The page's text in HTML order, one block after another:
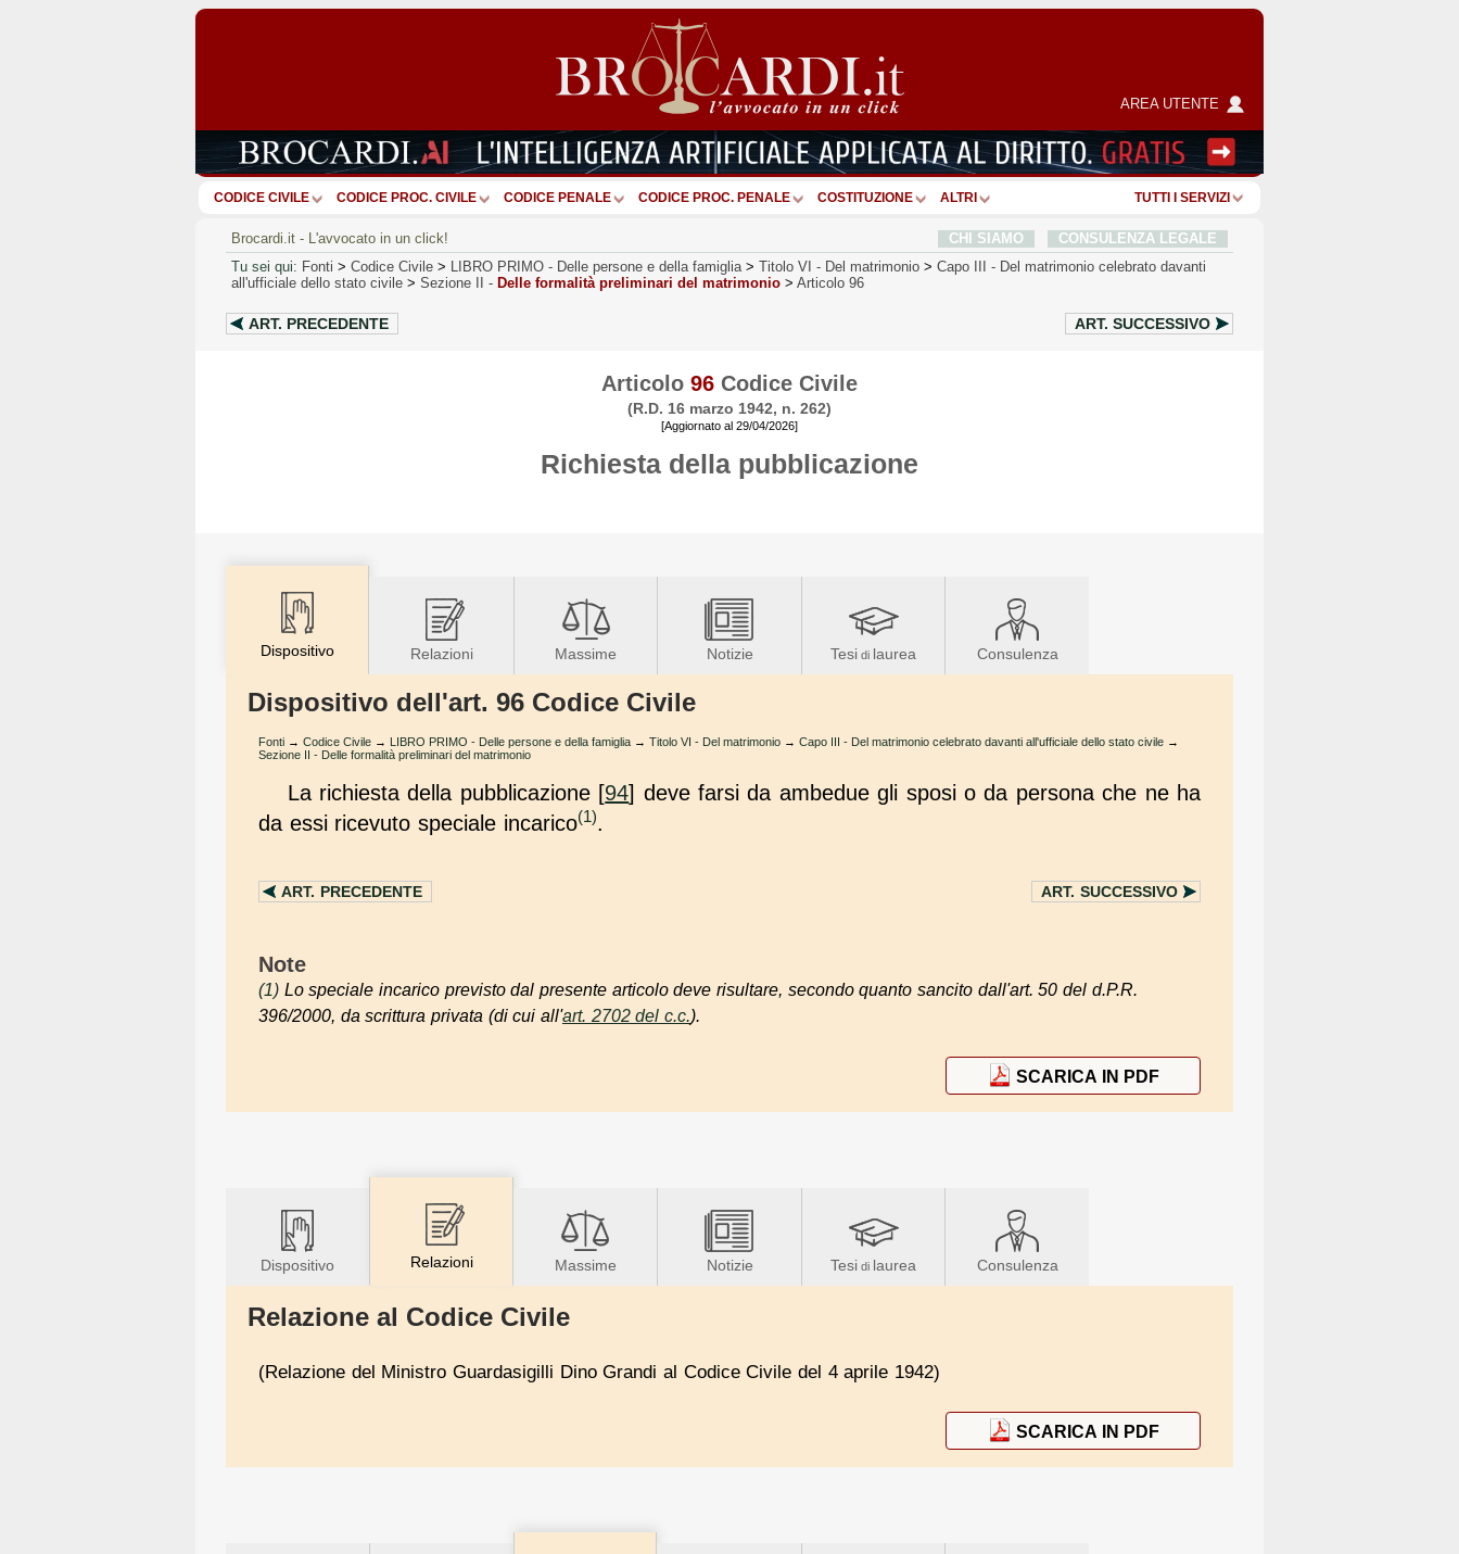
AREA UTENTE
CODICE CIVILE CODICE PROC. CIVILE CODICE PENALE CODICE PROC. PENALE COSTITUZIONE ALTRI TUTTI I SERVIZI
Brocardi.it - L'avvocato in un click! CHI SIAMO
CONSULENZA LEGALE
Tu sei qui: Fonti > Codice Civile > LIBRO PRIMO - Delle persone e della famiglia > Titolo VI - Del matrimonio > Capo III - Del matrimonio celebrato davanti
all'ufficiale dello stato civile > Sezione II - Delle formalità preliminari del matrimonio > Articolo 96
ART. PRECEDENTE ART. SUCCESSIVO
Articolo 96 Codice Civile
(R.D. 16 marzo 1942, n. 262)
[Aggiornato al 29/04/2026]
Richiesta della pubblicazione
Dispositivo Relazioni Massime Notizie Tesi di laurea Consulenza
Dispositivo dell'art. 96 Codice Civile
Fonti → Codice Civile → LIBRO PRIMO - Delle persone e della famiglia → Titolo VI - Del matrimonio → Capo III - Del matrimonio celebrato davanti all'ufficiale dello stato civile →
Sezione II - Delle formalità preliminari del matrimonio
La richiesta della pubblicazione [94] deve farsi da ambedue gli sposi o da persona che ne ha
da essi ricevuto speciale incarico(1).
ART. PRECEDENTE ART. SUCCESSIVO
Note
(1) Lo speciale incarico previsto dal presente articolo deve risultare, secondo quanto sancito dall'art. 50 del d.P.R.
396/2000, da scrittura privata (di cui all'art. 2702 del c.c.).
SCARICA IN PDF
Dispositivo Relazioni Massime Notizie Tesi di laurea Consulenza
Relazione al Codice Civile
(Relazione del Ministro Guardasigilli Dino Grandi al Codice Civile del 4 aprile 1942)
SCARICA IN PDF